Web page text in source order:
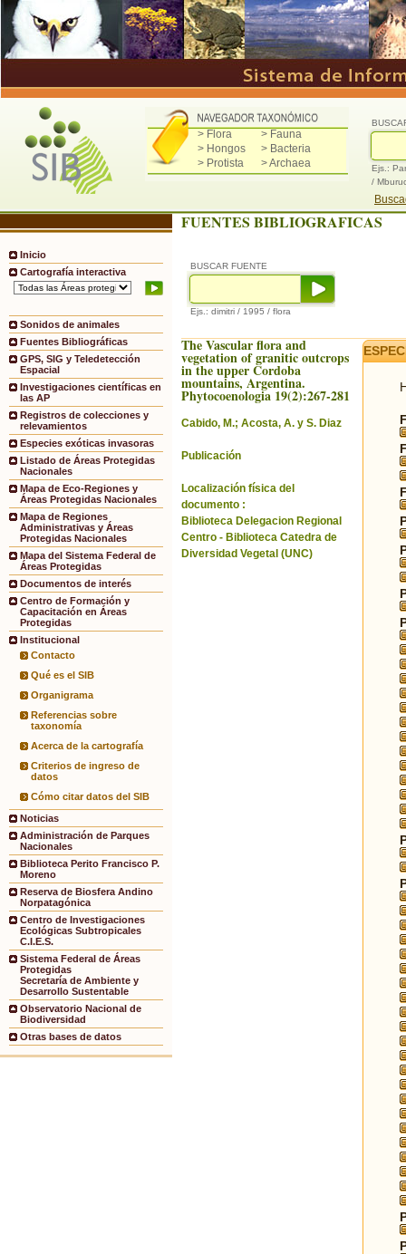
> Flora
> Fauna
> Hongos
> Bacteria
> Protista
> Archaea
Ejs.:
/
Inicio
Cartografía interactiva
Sonidos de animales
Fuentes Bibliográficas
GPS, SIG y Teledetección
Espacial
Investigaciones científicas en
las AP
Registros de colecciones y
relevamientos
Especies exóticas invasoras
Listado de Áreas Protegidas
Nacionales
Mapa de Eco-Regiones y
Áreas Protegidas Nacionales
Mapa de Regiones
Administrativas y Áreas
Protegidas Nacionales
Mapa del Sistema Federal de
Áreas Protegidas
Documentos de interés
Centro de Formación y
Capacitación en Áreas
Protegidas
Institucional
Contacto
Qué es el SIB
Organigrama
Referencias sobre
taxonomía
Acerca de la cartografía
Criterios de ingreso de
datos
Cómo citar datos del SIB
Noticias
Administración de Parques
Nacionales
Biblioteca Perito Francisco P.
Moreno
Reserva de Biosfera Andino
Norpatagónica
Centro de Investigaciones
Ecológicas Subtropicales
C.I.E.S.
Sistema Federal de Áreas
Protegidas
Secretaría de Ambiente y
Desarrollo Sustentable
Observatorio Nacional de
Biodiversidad
Otras bases de datos
FUENTES BIBLIOGRAFICAS
BUSCAR FUENTE
Ejs.: dimitri / 1995 / flora
The Vascular flora and
vegetation of granitic outcrops
in the upper Cordoba
mountains, Argentina.
Phytocoenologia 19(2):267-281
Cabido, M.; Acosta, A. y S. Diaz
Publicación
Localización física del
documento :
Biblioteca Delegacion Regional
Centro - Biblioteca Catedra de
Diversidad Vegetal (UNC)